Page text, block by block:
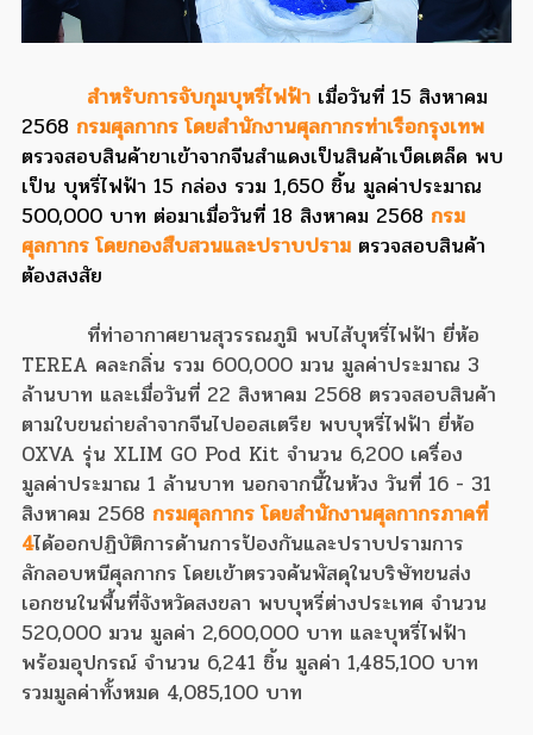
สำหรับการจับกุมบุหรี่ไฟฟ้า เมื่อวันที่ 15 สิงหาคม
2568 กรมศุลกากร โดยสำนักงานศุลกากรท่าเรือกรุงเทพ
ตรวจสอบสินค้าขาเข้าจากจีนสำแดงเป็นสินค้าเบ็ดเตล็ด พบ
เป็น บุหรี่ไฟฟ้า 15 กล่อง รวม 1,650 ชิ้น มูลค่าประมาณ
500,000 บาท ต่อมาเมื่อวันที่ 18 สิงหาคม 2568 กรม
ศุลกากร โดยกองสืบสวนและปราบปราม ตรวจสอบสินค้า
ต้องสงสัย
ที่ท่าอากาศยานสุวรรณภูมิ พบไส้บุหรี่ไฟฟ้า ยี่ห้อ
TEREA คละกลิ่น รวม 600,000 มวน มูลค่าประมาณ 3
ล้านบาท และเมื่อวันที่ 22 สิงหาคม 2568 ตรวจสอบสินค้า
ตามใบขนถ่ายลำจากจีนไปออสเตรีย พบบุหรี่ไฟฟ้า ยี่ห้อ
OXVA รุ่น XLIM GO Pod Kit จำนวน 6,200 เครื่อง
มูลค่าประมาณ 1 ล้านบาท นอกจากนี้ในห้วง วันที่ 16 - 31
สิงหาคม 2568 กรมศุลกากร โดยสำนักงานศุลกากรภาคที่
4ได้ออกปฏิบัติการด้านการป้องกันและปราบปรามการ
ลักลอบหนีศุลกากร โดยเข้าตรวจค้นพัสดุในบริษัทขนส่ง
เอกชนในพื้นที่จังหวัดสงขลา พบบุหรี่ต่างประเทศ จำนวน
520,000 มวน มูลค่า 2,600,000 บาท และบุหรี่ไฟฟ้า
พร้อมอุปกรณ์ จำนวน 6,241 ชิ้น มูลค่า 1,485,100 บาท
รวมมูลค่าทั้งหมด 4,085,100 บาท